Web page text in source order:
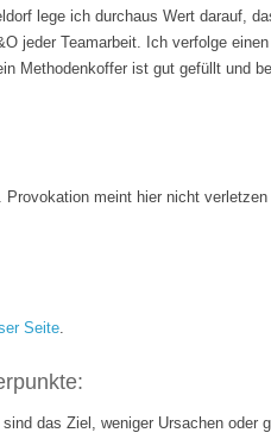
lege ich durchaus Wert darauf,
jeder Teamarbeit. Ich verfolge
Methodenkoffer ist gut gefüllt und
meint hier nicht
Seite.
das Ziel, weniger Ursachen oder